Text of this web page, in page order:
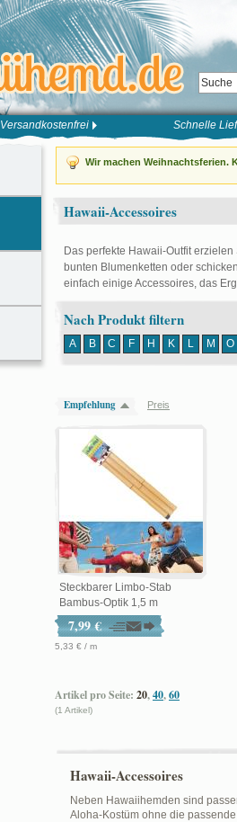
Versandkostenfrei Schnelle
Wir machen Weihnachtsferien.
Hawaii-Accessoires
Das perfekte Hawaii-Outfit
bunten Blumenketten oder
einfach einige Accessoires, das
Nach Produkt filtern
A B C F H K L M O
Empfehlung Preis
Steckbarer Limbo-Stab
Bambus-Optik 1,5 m
7,99 €
5,33 € / m
Artikel pro Seite: 20,40,60
(1 Artikel)
Hawaii-Accessoires
Neben Hawaiihemden sind
Aloha-Kostüm ohne die